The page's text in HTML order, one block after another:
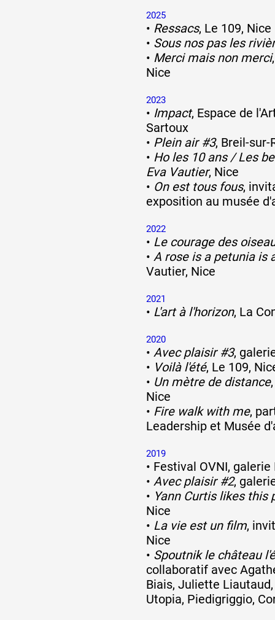
2025
• Ressacs, Le 109, Nice
• Sous nos pas les
• Merci mais non merci
Nice
2023
• Impact, Espace de
Sartoux
• Plein air #3, Breil-sur-
• Ho les 10 ans / Les
Eva Vautier, Nice
• On est tous fous,
exposition au musée
2022
• Le courage des
• A rose is a petunia is
Vautier, Nice
2021
• L'art à l'horizon, La
2020
• Avec plaisir #3,
• Voilà l'été, Le 109,
• Un mètre de distance
Nice
• Fire walk with me,
Leadership et Musée
2019
• Festival OVNI, galerie
• Avec plaisir #2,
• Yann Curtis likes this
Nice
• La vie est un film,
Nice
• Spoutnik le château
collaboratif avec
Biais, Juliette
Utopia, Piedigriggio,